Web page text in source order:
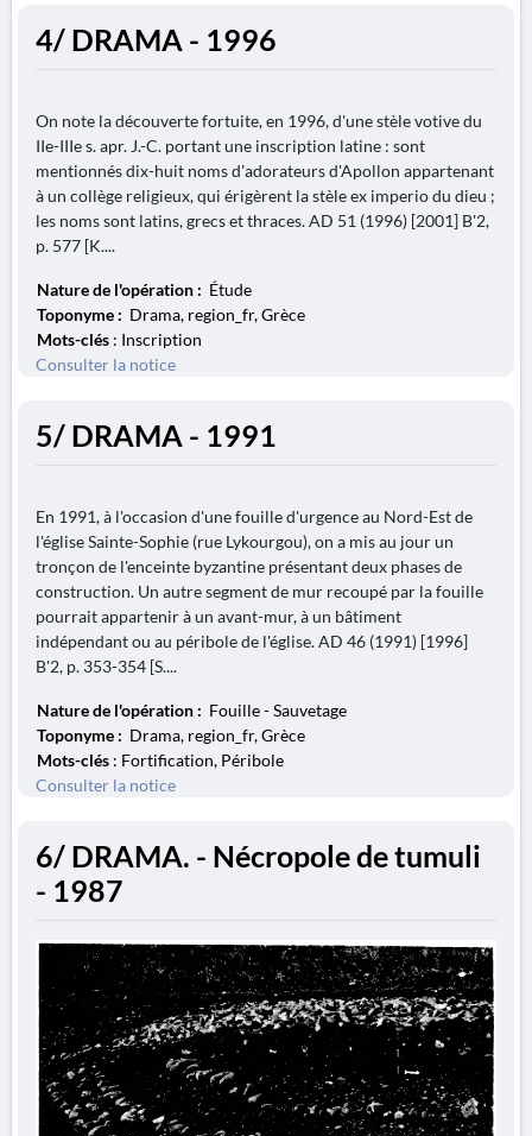
4/ DRAMA - 1996
On note la découverte fortuite, en 1996, d'une stèle votive du
IIe-IIIe s. apr. J.-C. portant une inscription latine : sont
mentionnés dix-huit noms d'adorateurs d'Apollon appartenant
à un collège religieux, qui érigèrent la stèle ex imperio du dieu ;
les noms sont latins, grecs et thraces. AD 51 (1996) [2001] B'2,
p. 577 [K....
Nature de l'opération : Étude
Toponyme : Drama, region_fr, Grèce
Mots-clés : Inscription
Consulter la notice
5/ DRAMA - 1991
En 1991, à l'occasion d'une fouille d'urgence au Nord-Est de
l'église Sainte-Sophie (rue Lykourgou), on a mis au jour un
tronçon de l'enceinte byzantine présentant deux phases de
construction. Un autre segment de mur recoupé par la fouille
pourrait appartenir à un avant-mur, à un bâtiment
indépendant ou au péribole de l'église. AD 46 (1991) [1996]
B'2, p. 353-354 [S....
Nature de l'opération : Fouille - Sauvetage
Toponyme : Drama, region_fr, Grèce
Mots-clés : Fortification, Péribole
Consulter la notice
6/ DRAMA. - Nécropole de tumuli
- 1987